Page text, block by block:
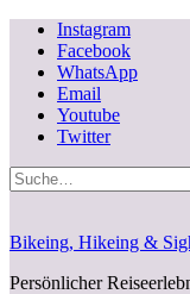
Instagram
Facebook
WhatsApp
Email
Youtube
Twitter
Suche
Bikeing, Hikeing &
Persönlicher